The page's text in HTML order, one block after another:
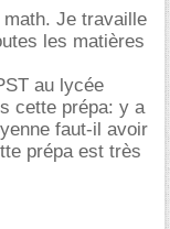
Je travaille
les matières
au lycée
cette prépa: y a
faut-il avoir
prépa est très